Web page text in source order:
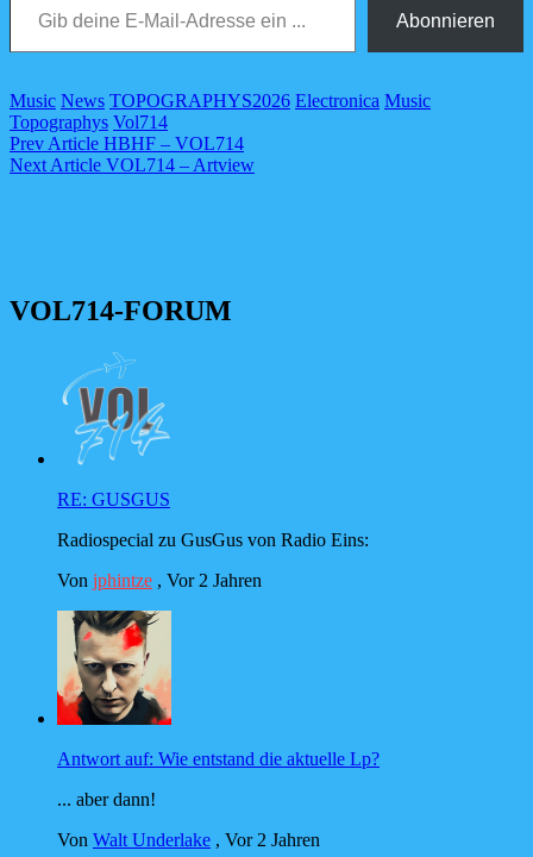
Abonnieren
Categories
Music News TOPOGRAPHYSTags,
2026 Electronica Music
Topographys Vol714
Beitragsnavigation
Previous
Post
Prev Article HBHF – VOL714
Next
Next Article VOL714 – Artview
VOL714-FORUM
RE: GUSGUS
Radiospecial zu GusGus von Radio Eins:
Von jphintze , Vor 2 Jahren
Antwort auf: Wie entstand die aktuelle Lp?
... aber dann!
Von Walt Underlake , Vor 2 Jahren